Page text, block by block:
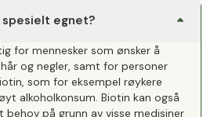
spesielt egnet?
for mennesker som ønsker å
og negler, samt for personer
som for eksempel røykere
alkoholkonsum. Biotin kan også
på grunn av visse medisiner